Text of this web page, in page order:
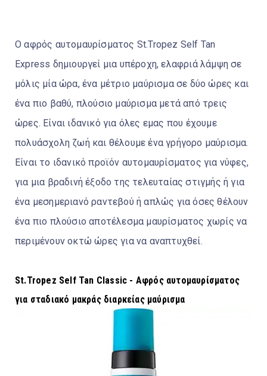
Ο αφρός αυτομαυρίσματος St.Tropez Self Tan
Express δημιουργεί μια υπέροχη, ελαφριά λάμψη σε
μόλις μία ώρα, ένα μέτριο μαύρισμα σε δύο ώρες και
ένα πιο βαθύ, πλούσιο μαύρισμα μετά από τρεις
ώρες. Είναι ιδανικό για όλες εμας που έχουμε
πολυάσχολη ζωή και θέλουμε ένα γρήγορο μαύρισμα.
Είναι το ιδανικό προϊόν αυτομαυρίσματος για νύφες,
για μια βραδινή έξοδο της τελευταίας στιγμής ή για
ένα μεσημεριανό ραντεβού ή απλώς για όσες θέλουν
ένα πιο πλούσιο αποτέλεσμα μαυρίσματος χωρίς να
περιμένουν οκτώ ώρες για να αναπτυχθεί.
St.Tropez Self Tan Classic - Αφρός αυτομαυρίσματος
για σταδιακό μακράς διαρκείας μαύρισμα